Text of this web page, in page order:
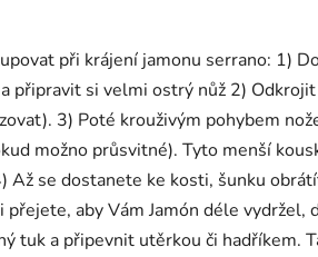
při krájení jamonu serrano: 1)
připravit si velmi ostrý nůž 2)
3) Poté krouživým pohybem
možno průsvitné). Tyto menší
Až se dostanete ke kosti, šunku
přejete, aby Vám Jamón déle
tuk a připevnit utěrkou či hadříkem.